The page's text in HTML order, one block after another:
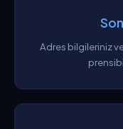
Adres bilgileriniz